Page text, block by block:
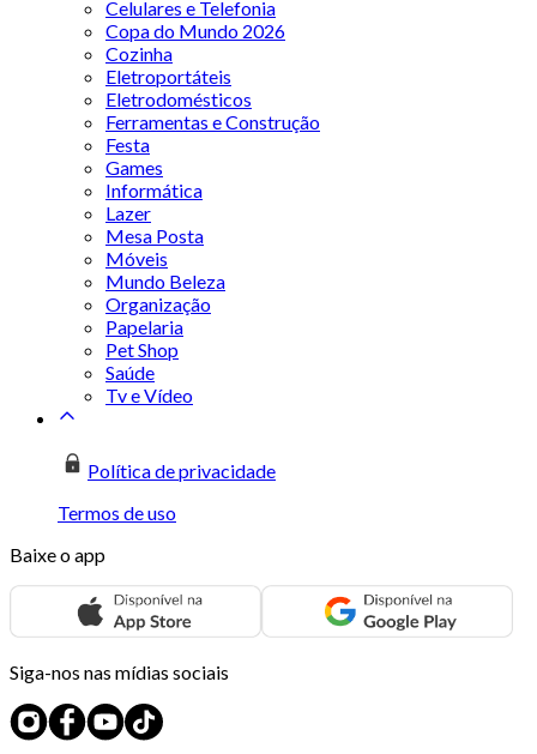
Celulares e Telefonia
Copa do Mundo 2026
Cozinha
Eletroportáteis
Eletrodomésticos
Ferramentas e Construção
Festa
Games
Informática
Lazer
Mesa Posta
Móveis
Mundo Beleza
Organização
Papelaria
Pet Shop
Saúde
Tv e Vídeo
Política de privacidade
Termos de uso
Baixe o app
Siga-nos nas mídias sociais